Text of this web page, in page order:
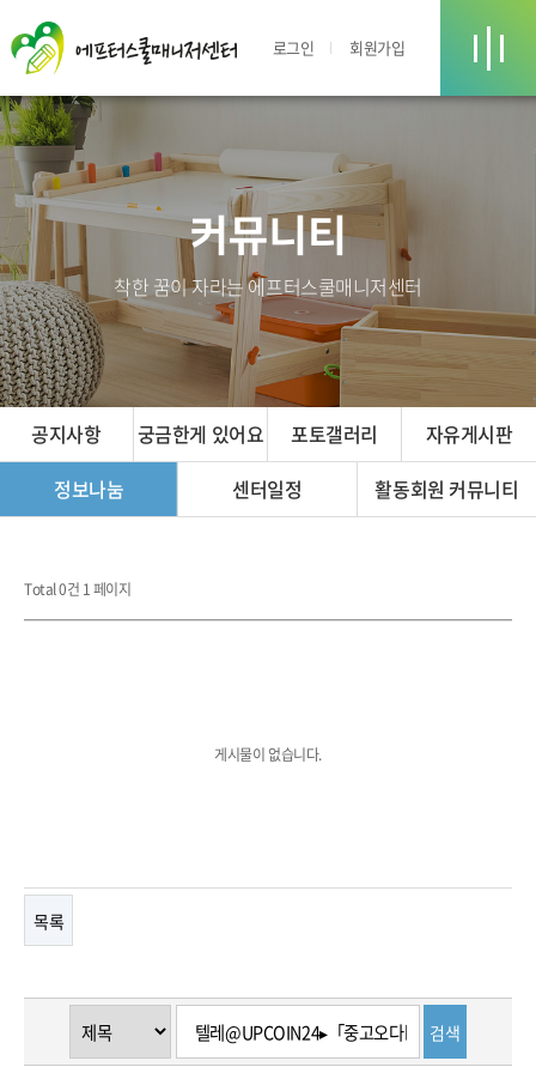
로그인 회원가입
커뮤니티
착한 꿈이 자라는 에프터스쿨매니저센터
공지사항 궁금한게 있어요 포토갤러리
자유게시판
정보나눔
센터일정 활동회원 커뮤니티
Total 0건 1 페이지
게시물이 없습니다.
목록